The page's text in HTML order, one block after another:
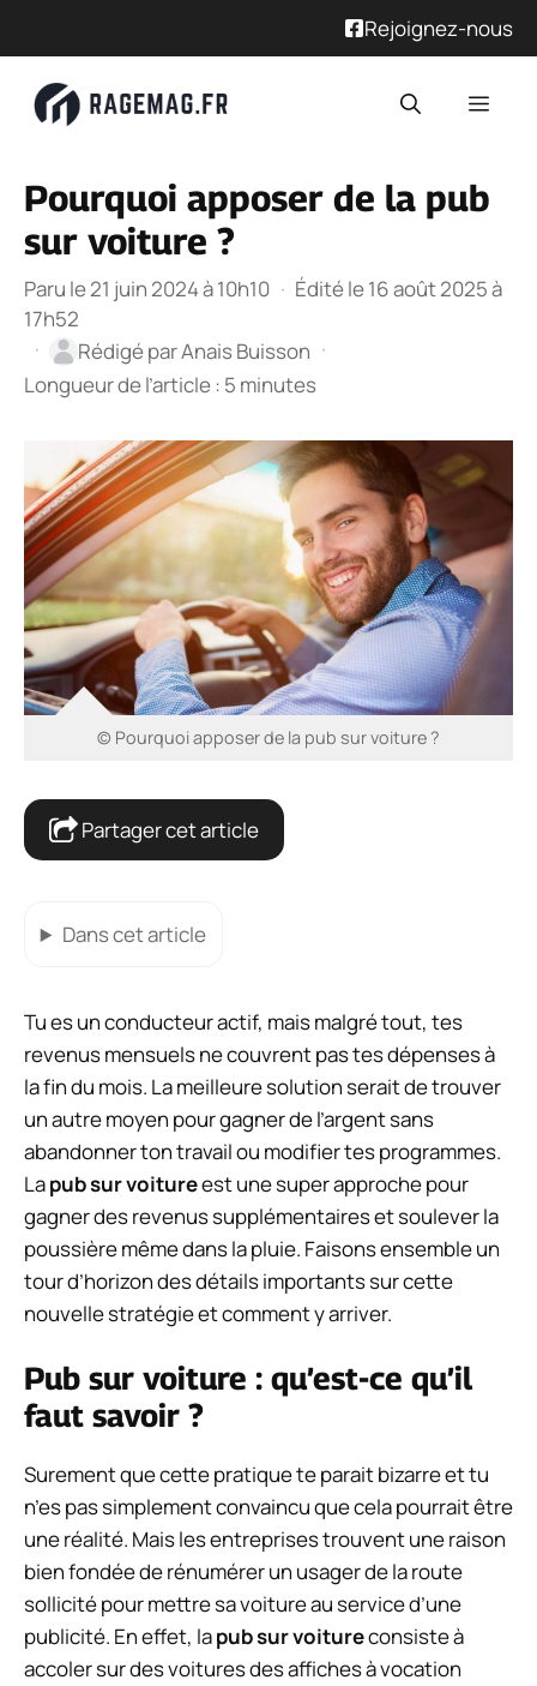
Rejoignez-nous
Pourquoi apposer de la pub
sur voiture ?
Paru le 21 juin 2024 à 10h10 · Édité le 16 août 2025 à
17h52
·
Rédigé parAnais Buisson ·
Longueur de l’article : 5 minutes
© Pourquoi apposer de la pub sur voiture ?
Partager cet article
Dans cet article
Tu es un conducteur actif, mais malgré tout, tes
revenus mensuels ne couvrent pas tes dépenses à
la fin du mois. La meilleure solution serait de trouver
un autre moyen pour gagner de l’argent sans
abandonner ton travail ou modifier tes programmes.
Lapub sur voitureest une super approche pour
gagner des revenus supplémentaires et soulever la
poussière même dans la pluie. Faisons ensemble un
tour d’horizon des détails importants sur cette
nouvelle stratégie et comment y arriver.
Pub sur voiture : qu’est-ce qu’il
faut savoir ?
Surement que cette pratique te parait bizarre et tu
n’es pas simplement convaincu que cela pourrait être
une réalité. Mais les entreprises trouvent une raison
bien fondée de rénumérer un usager de la route
sollicité pour mettre sa voiture au service d’une
publicité. En effet, lapub sur voitureconsiste à
accoler sur des voitures des affiches à vocation